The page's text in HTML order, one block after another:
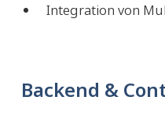
Integration von
Backend &